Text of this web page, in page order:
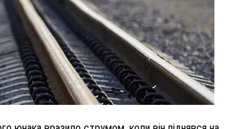
ПОРАНЕНЬ, ОТРИМАНИХ НА ВІЙНІ,
ВОЇН ЮРІЙ ВОЙТИК
2025 0